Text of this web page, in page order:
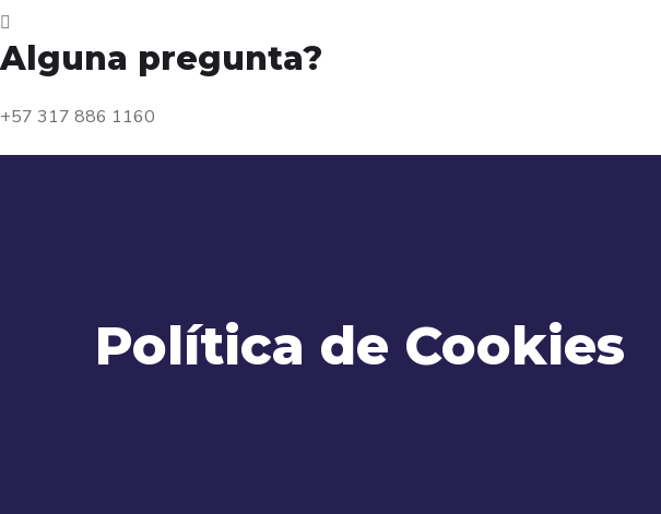
Alguna pregunta?
+57 317 886 1160
Política de Cookies